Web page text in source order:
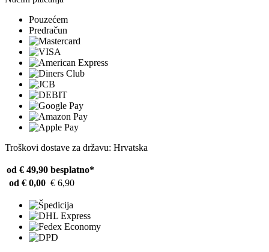
Pouzećem
Predračun
Troškovi dostave za državu: Hrvatska
od € 49,90 besplatno*
od € 0,00 € 6,90